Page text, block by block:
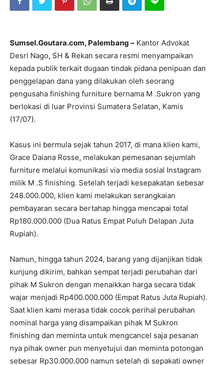
Sumsel.Goutara.com, Palembang – Kantor Advokat
Desri Nago, SH & Rekan secara resmi menyampaikan
kepada publik terkait dugaan tindak pidana penipuan dan
penggelapan dana yang dilakukan oleh seorang
pengusaha finishing furniture bernama M .Sukron yang
berlokasi di luar Provinsi Sumatera Selatan, Kamis
(17/07).
Kasus ini bermula sejak tahun 2017, di mana klien kami,
Grace Daiana Rosse, melakukan pemesanan sejumlah
furniture melalui komunikasi via media sosial Instagram
milik M .S finishing. Setelah terjadi kesepakatan sebesar
248.000.000, klien kami melakukan serangkaian
pembayaran secara bertahap hingga mencapai total
Rp180.000.000 (Dua Ratus Empat Puluh Delapan Juta
Rupiah).
Namun, hingga tahun 2024, barang yang dijanjikan tidak
kunjung dikirim, bahkan sempat terjadi perubahan dari
pihak M Sukron dengan menaikkan harga secara tidak
wajar menjadi Rp400.000.000 (Empat Ratus Juta Rupiah).
Saat klien kami merasa tidak cocok perihal perubahan
nominal harga yang disampaikan pihak M Sukron
finishing dan meminta untuk mengcancel saja pesanan
nya pihak owner pun menyetujui dan meminta potongan
sebesar Rp30.000.000 namun setelah di sepakati owner